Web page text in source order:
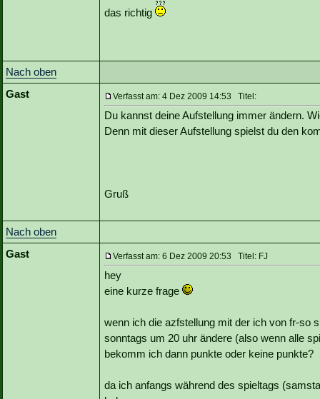
das richtig
Nach oben
Gast
Verfasst am: 4 Dez 2009 14:53 Titel:
Du kannst deine Aufstellung immer ändern.
Denn mit dieser Aufstellung spielst du den
Gruß
Nach oben
Gast
Verfasst am: 6 Dez 2009 20:53 Titel: FJ
hey
eine kurze frage
wenn ich die azfstellung mit der ich von fr-so
sonntags um 20 uhr ändere (also wenn alle
bekomm ich dann punkte oder keine punkte?
da ich anfangs während des spieltags